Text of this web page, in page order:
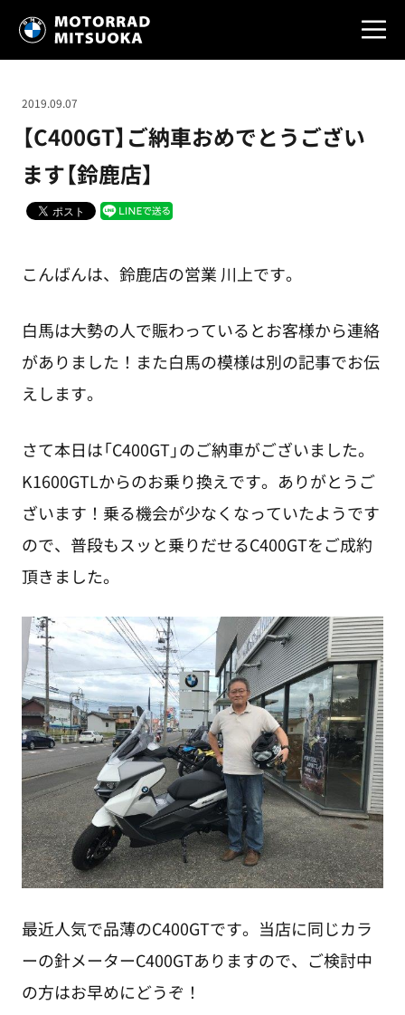
【C400GT】ご納車おめでとうござい
ます【鈴鹿店】
2019.09.07
こんばんは、鈴鹿店の営業 川上です。
白馬は大勢の人で賑わっているとお客様から連絡
がありました！また白馬の模様は別の記事でお伝
えします。
さて本日は「C400GT」のご納車がございました。
K1600GTLからのお乗り換えです。ありがとうご
ざいます！乗る機会が少なくなっていたようです
ので、普段もスッと乗りだせるC400GTをご成約
頂きました。
最近人気で品薄のC400GTです。当店に同じカラ
ーの針メーターC400GTありますので、ご検討中
の方はお早めにどうぞ！